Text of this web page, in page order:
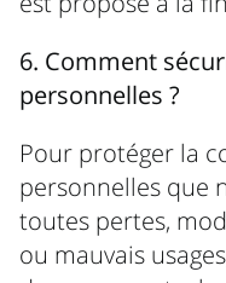
6. Comment
personnelles ?
Pour protéger la
personnelles que
toutes pertes,
ou mauvais